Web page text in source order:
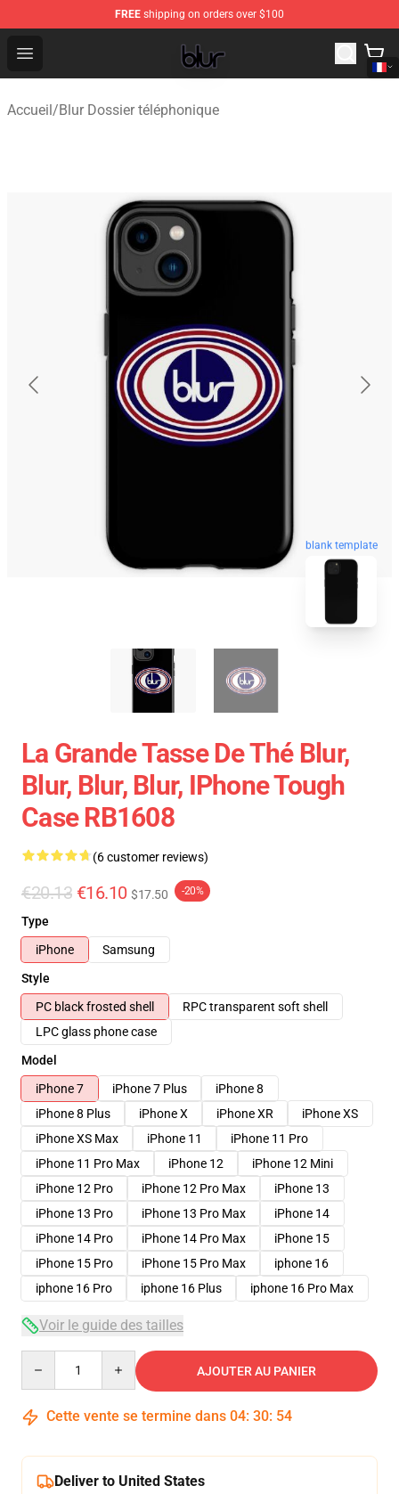
FREE shipping on orders over $100
Open menu
Blur Store - Official Blur Merchandise Shop
Accueil/Blur Dossier téléphonique
blank template
La Grande Tasse De Thé Blur,
Blur, Blur, Blur, IPhone Tough
Case RB1608
(6 customer reviews)
€20.13 €16.10 $17.50 -20%
Type
iPhone
Samsung
Style
PC black frosted shell
RPC transparent soft shell
LPC glass phone case
Model
iPhone 7
iPhone 7 Plus
iPhone 8
iPhone 8 Plus
iPhone X iPhone XR
iPhone XS
iPhone XS Max
iPhone 11
iPhone 11 Pro
iPhone 11 Pro Max
iPhone 12
iPhone 12 Mini
iPhone 12 Pro
iPhone 12 Pro Max
iPhone 13
iPhone 13 Pro
iPhone 13 Pro Max
iPhone 14
iPhone 14 Pro
iPhone 14 Pro Max
iPhone 15
iPhone 15 Pro
iPhone 15 Pro Max
iphone 16
iphone 16 Pro
iphone 16 Plus iphone 16 Pro Max
Voir le guide des tailles
AJOUTER AU PANIER
Cette vente se termine dans 04: 30: 54
Deliver to United States